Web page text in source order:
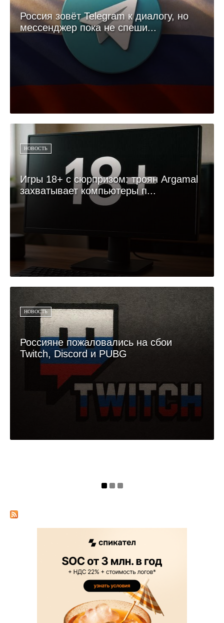
Россия зовёт Telegram к диалогу, но
мессенджер пока не спеши...
НОВОСТЬ
Игры 18+ с сюрпризом: троян Argamal
захватывает компьютеры п...
НОВОСТЬ
Россияне пожаловались на сбои
Twitch, Discord и PUBG